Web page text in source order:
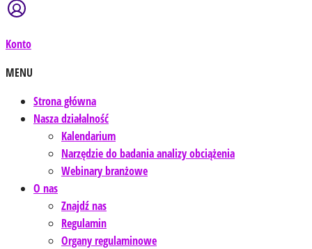
Konto
MENU
Strona główna
Nasza działalność
Kalendarium
Narzędzie do badania analizy obciążenia
Webinary branżowe
O nas
Znajdź nas
Regulamin
Organy regulaminowe